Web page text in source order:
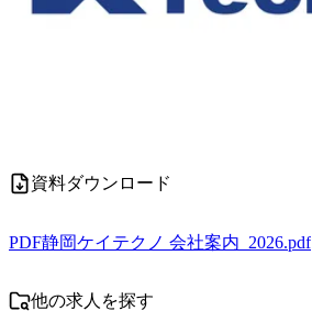
資料ダウンロード
PDF静岡ケイテクノ 会社案内_2026.pdf
他の求人を探す